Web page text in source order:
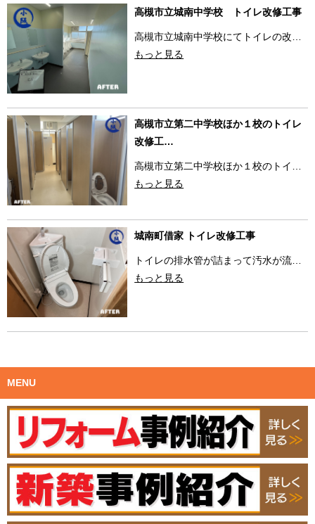
高槻市立城南中学校 トイレ改修工事
高槻市立城南中学校にてトイレの改…
もっと見る
高槻市立第二中学校ほか１校のトイレ
改修工…
高槻市立第二中学校ほか１校のトイ…
もっと見る
城南町借家 トイレ改修工事
トイレの排水管が詰まって汚水が流…
もっと見る
MENU